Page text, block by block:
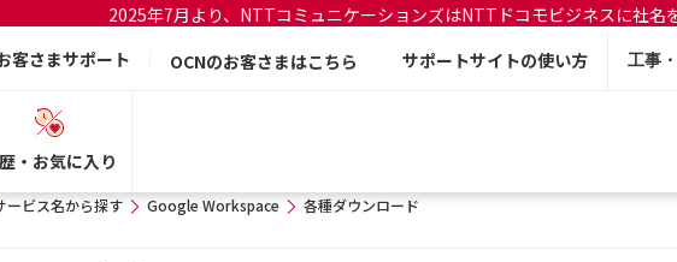
2025年7月より、NTTコミュニケーションズはNTTドコモビジネスに社名
客さまサポート
OCNのお客さまはこちら サポートサイトの使い方 工事
・お気に入り
ービス名から探す Google Workspace 各種ダウンロード